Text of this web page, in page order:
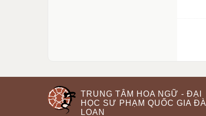
TRUNG TÂM HOA NGỮ - ĐẠI
HỌC SƯ PHẠM QUỐC GIA ĐÀI
LOAN